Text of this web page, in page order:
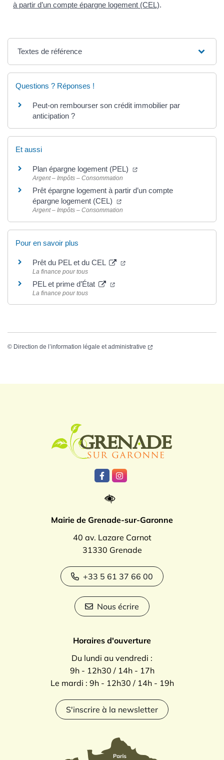
à partir d’un compte épargne logement (CEL).
Textes de référence
Questions ? Réponses !
Peut-on rembourser son crédit immobilier par
anticipation ?
Et aussi
Plan épargne logement (PEL)
Argent – Impôts – Consommation
Prêt épargne logement à partir d’un compte
épargne logement (CEL)
Argent – Impôts – Consommation
Pour en savoir plus
Prêt du PEL et du CEL
La finance pour tous
PEL et prime d’État
La finance pour tous
© Direction de l’information légale et administrative
Lien vers le compte Facebook
Lien vers le compte
Mairie de Grenade-sur-Garonne
40 av. Lazare Carnot
31330 Grenade
+33 5 61 37 66 00
Nous écrire
Horaires d'ouverture
Du lundi au vendredi :
9h - 12h30 / 14h - 17h
Le mardi : 9h - 12h30 / 14h - 19h
S'inscrire à la newsletter